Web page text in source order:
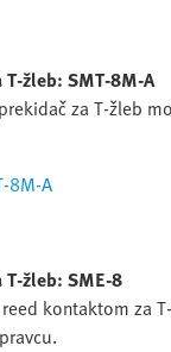
žleb: SMT-8M-A
za T-žleb
8M-A
žleb: SME-8
kontaktom za